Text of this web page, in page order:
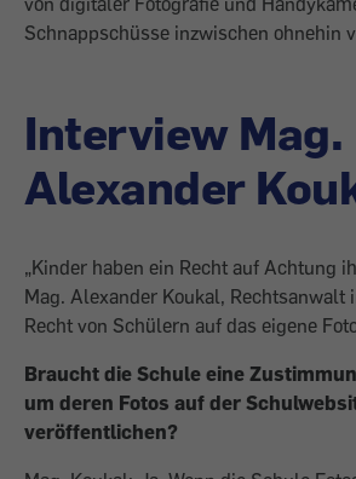
Schnappschüsse inzwischen ohnehin
Interview Mag.
Alexander
„Kinder haben ein Recht auf Achtung
Mag. Alexander Koukal, Rechtsanwalt
Recht von Schülern auf das eigene
Braucht die Schule eine
um deren Fotos auf der
veröffentlichen?